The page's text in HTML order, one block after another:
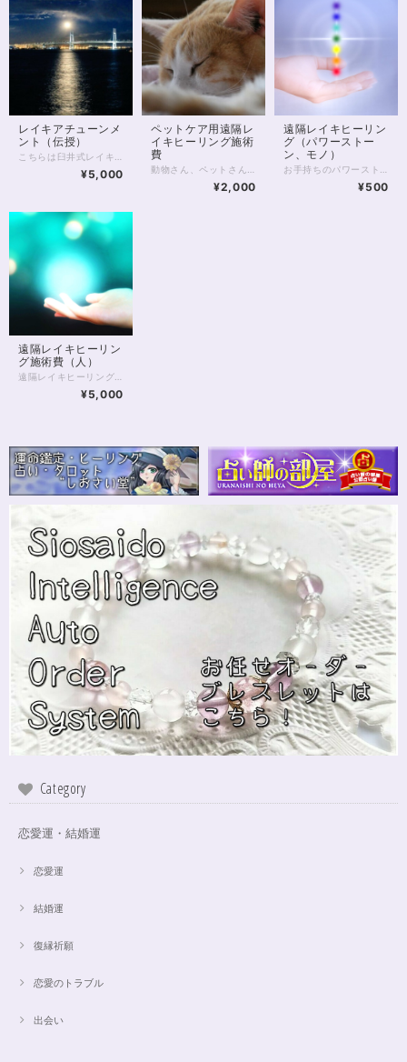
レイキアチューンメ
ント（伝授）
¥5,000
ペットケア用遠隔レ
イキヒーリング施術
費
¥2,000
遠隔レイキヒーリン
グ（パワーストー
ン、モノ）
¥500
遠隔レイキヒーリン
グ施術費（人）
¥5,000
Category
恋愛運・結婚運
恋愛運
結婚運
復縁祈願
恋愛のトラブル
出会い